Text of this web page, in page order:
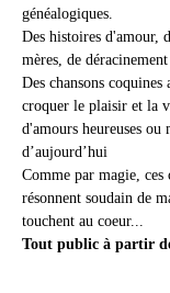
généalogiques.
Des histoires d'amour,
mères, de
Des chansons coquines
croquer le plaisir et la
d'amours heureuses ou
d’aujourd’hui
Comme par magie, ces
résonnent soudain de
touchent au coeur...
Tout public à partir